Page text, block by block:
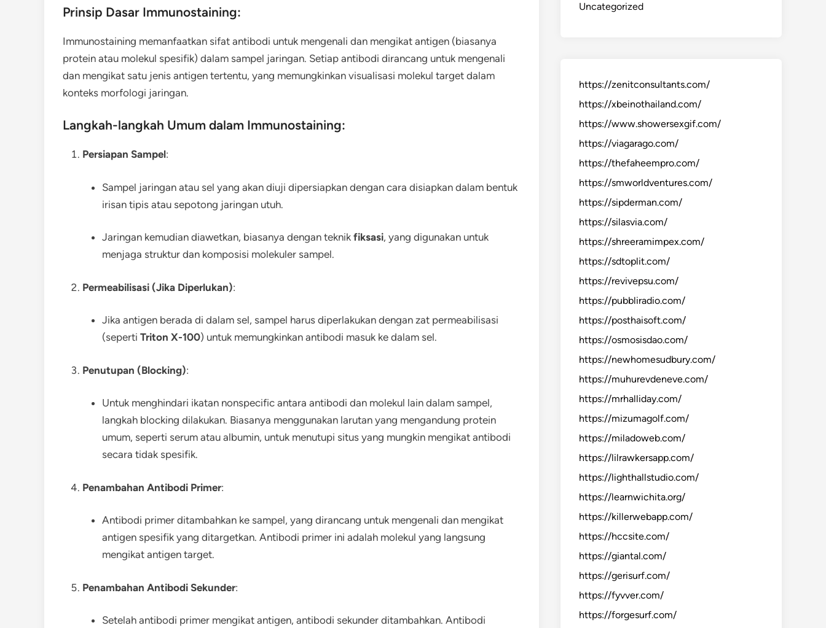
Prinsip Dasar Immunostaining:
Immunostaining memanfaatkan sifat antibodi untuk mengenali dan mengikat antigen (biasanya
protein atau molekul spesifik) dalam sampel jaringan. Setiap antibodi dirancang untuk mengenali
dan mengikat satu jenis antigen tertentu, yang memungkinkan visualisasi molekul target dalam
konteks morfologi jaringan.
Langkah-langkah Umum dalam Immunostaining:
Persiapan Sampel:
Sampel jaringan atau sel yang akan diuji dipersiapkan dengan cara disiapkan dalam bentuk
irisan tipis atau sepotong jaringan utuh.
Jaringan kemudian diawetkan, biasanya dengan teknik fiksasi, yang digunakan untuk
menjaga struktur dan komposisi molekuler sampel.
Permeabilisasi (Jika Diperlukan):
Jika antigen berada di dalam sel, sampel harus diperlakukan dengan zat permeabilisasi
(seperti Triton X-100) untuk memungkinkan antibodi masuk ke dalam sel.
Penutupan (Blocking):
Untuk menghindari ikatan nonspecific antara antibodi dan molekul lain dalam sampel,
langkah blocking dilakukan. Biasanya menggunakan larutan yang mengandung protein
umum, seperti serum atau albumin, untuk menutupi situs yang mungkin mengikat antibodi
secara tidak spesifik.
Penambahan Antibodi Primer:
Antibodi primer ditambahkan ke sampel, yang dirancang untuk mengenali dan mengikat
antigen spesifik yang ditargetkan. Antibodi primer ini adalah molekul yang langsung
mengikat antigen target.
Penambahan Antibodi Sekunder:
Setelah antibodi primer mengikat antigen, antibodi sekunder ditambahkan. Antibodi
Uncategorized
https://zenitconsultants.com/
https://xbeinothailand.com/
https://www.showersexgif.com/
https://viagarago.com/
https://thefaheempro.com/
https://smworldventures.com/
https://sipderman.com/
https://silasvia.com/
https://shreeramimpex.com/
https://sdtoplit.com/
https://revivepsu.com/
https://pubbliradio.com/
https://posthaisoft.com/
https://osmosisdao.com/
https://newhomesudbury.com/
https://muhurevdeneve.com/
https://mrhalliday.com/
https://mizumagolf.com/
https://miladoweb.com/
https://lilrawkersapp.com/
https://lighthallstudio.com/
https://learnwichita.org/
https://killerwebapp.com/
https://hccsite.com/
https://giantal.com/
https://gerisurf.com/
https://fyvver.com/
https://forgesurf.com/